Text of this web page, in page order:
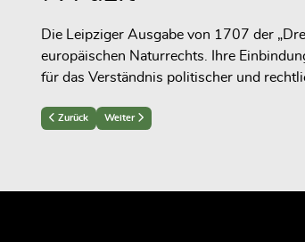
Die Leipziger Ausgabe von 1707 der
europäischen Naturrechts. Ihre
für das Verständnis politischer und
Previous article: Der Reichstagsabschied von 1654
Zurück Next article: Kartenwerke und
Weiter